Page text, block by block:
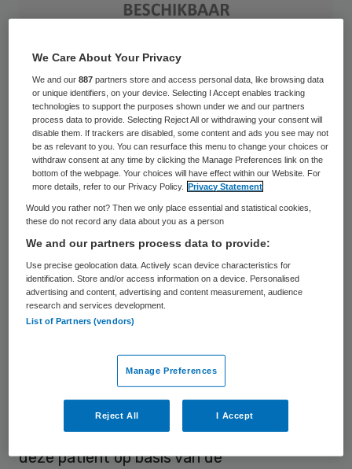
VIDEO – Als zorgverzekeraars verplicht
worden om experimentele medicijnen te
vergoeden, kan dat de zorgkosten op
termijn omlaag brengen. Dat stelt Sjaak
Vink, mede oprichter van
medicijnmarktpaats MyTomorrows tijdens
E-health Convention van Skipr/Emerce op 4
november in Amsterdam.
Mytomorrows iseen online marktplaats
waar regulier uitbehandelde patiënten
goedgekeurd zijn, maar al wel
veelbelovende resultaten hebben geboekt.
In overleg kan de behandelend arts een
aanvraag doen voor een behandeling van
deze patient op basis van de
We Care About Your Privacy
We and our887 partners store and access personal data, like browsing data
or unique identifiers, on your device. Selecting I Accept enables tracking
technologies to support the purposes shown under we and our partners
process data to provide. Selecting Reject All or withdrawing your consent will
disable them. If trackers are disabled, some content and ads you see may not
be as relevant to you. You can resurface this menu to change your choices or
withdraw consent at any time by clicking the Manage Preferences link on the
bottom of the webpage. Your choices will have effect within our Website. For
more details, refer to our Privacy Policy.
Privacy Statement
Would you rather not? Then we only place essential and statistical cookies,
these do not record any data about you as a person
We and our partners process data to provide:
Use precise geolocation data. Actively scan device characteristics for
identification. Store and/or access information on a device. Personalised
advertising and content, advertising and content measurement, audience
research and services development.
List of Partners (vendors)
Manage Preferences
Reject All I Accept